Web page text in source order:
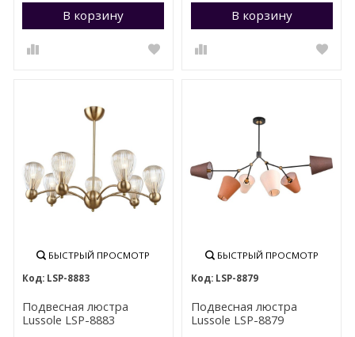
В корзину Перейти в корзину
В корзину
БЫСТРЫЙ ПРОСМОТР
LSP-8883
Подвесная люстра
Lussole LSP-8883
БЫСТРЫЙ ПРОСМОТР
LSP-8879
Подвесная люстра
Lussole LSP-8879